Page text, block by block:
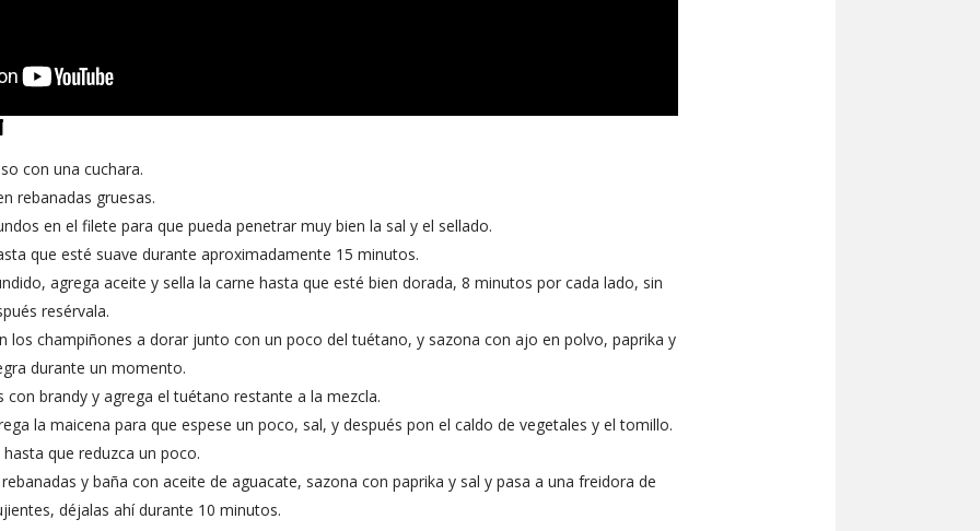
con una cuchara.
rebanadas gruesas.
en el filete para que pueda penetrar muy bien la sal y el sellado.
que esté suave durante aproximadamente 15 minutos.
agrega aceite y sella la carne hasta que esté bien dorada, 8 minutos por cada lado, sin
resérvala.
los champiñones a dorar junto con un poco del tuétano, y sazona con ajo en polvo, paprika y
durante un momento.
con brandy y agrega el tuétano restante a la mezcla.
la maicena para que espese un poco, sal, y después pon el caldo de vegetales y el tomillo.
que reduzca un poco.
y baña con aceite de aguacate, sazona con paprika y sal y pasa a una freidora de
déjalas ahí durante 10 minutos.